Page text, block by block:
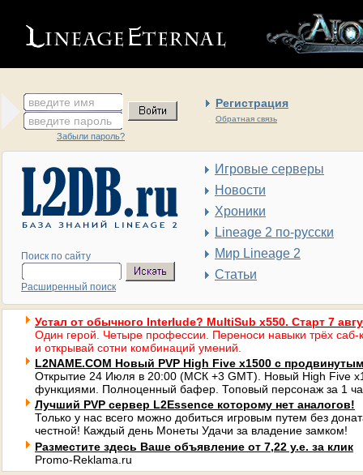
введите имя Регистрация
Обратная связь
введите пароль
Забыли пароль?
Поиск по сайту
Расширенный поиск
Игровые серверы
Новости
Хроники
Lineage 2 по-русски
Мир Lineage 2
Статьи
Устал от обычного Interlude? MultiSub x550. Старт 7
Один герой. Четыре профессии. Переноси навыки трёх саб-
и открывай сотни комбинаций умений.
L2NAME.COM Новый PVP High Five x1500 с
Открытие 24 Июля в 20:00 (МСК +3 GMT). Новый High Five
функциями. Полноценный бафер. Топовый персонаж за 1
Лучший PVP сервер L2Essence которому нет аналогов!
Только у нас всего можно добиться игровым путем без
честной! Каждый день Монеты Удачи за владение замком!
Разместите здесь Ваше объявление от 7,22 у.е. за клик
Promo-Reklama.ru